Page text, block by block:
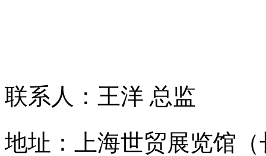
联系人：王洋 总监
地址：上海世贸展览馆